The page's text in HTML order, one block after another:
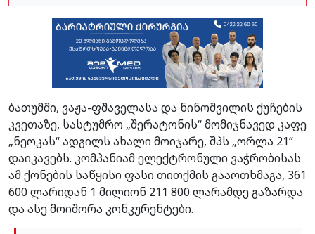
ბათუმში, ვაჟა-ფშაველასა და ნინოშვილის ქუჩების
კვეთაზე, სასტუმრო „შერატონის“ მომიჯნავედ კაფე
„ნეოკას“ ადგილს ახალი მოიჯარე, შპს „ორლა 21“
დაიკავებს. კომპანიამ ელექტრონული ვაჭრობისას
ამ ქონების საწყისი ფასი თითქმის გააოთხმაგა, 361
600 ლარიდან 1 მილიონ 211 800 ლარამდე გაზარდა
და ასე მოიშორა კონკურენტები.